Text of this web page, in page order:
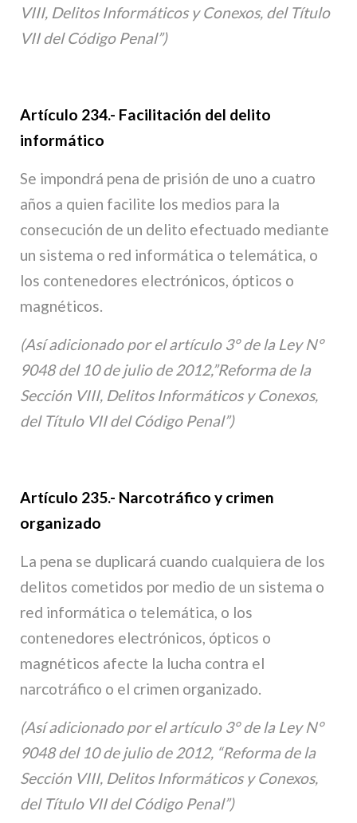
VIII, Delitos Informáticos y Conexos, del Título
VII del Código Penal”)
Artículo 234.- Facilitación del delito
informático
Se impondrá pena de prisión de uno a cuatro
años a quien facilite los medios para la
consecución de un delito efectuado mediante
un sistema o red informática o telemática, o
los contenedores electrónicos, ópticos o
magnéticos.
(Así adicionado por el artículo 3° de la Ley N°
9048 del 10 de julio de 2012,”Reforma de la
Sección VIII, Delitos Informáticos y Conexos,
del Título VII del Código Penal”)
Artículo 235.- Narcotráfico y crimen
organizado
La pena se duplicará cuando cualquiera de los
delitos cometidos por medio de un sistema o
red informática o telemática, o los
contenedores electrónicos, ópticos o
magnéticos afecte la lucha contra el
narcotráfico o el crimen organizado.
(Así adicionado por el artículo 3° de la Ley N°
9048 del 10 de julio de 2012, “Reforma de la
Sección VIII, Delitos Informáticos y Conexos,
del Título VII del Código Penal”)